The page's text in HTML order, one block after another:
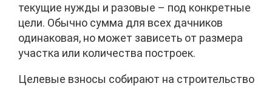
текущие нужды и разовые – под конкретные
цели. Обычно сумма для всех дачников
одинаковая, но может зависеть от размера
участка или количества построек.
Целевые взносы собирают на строительство